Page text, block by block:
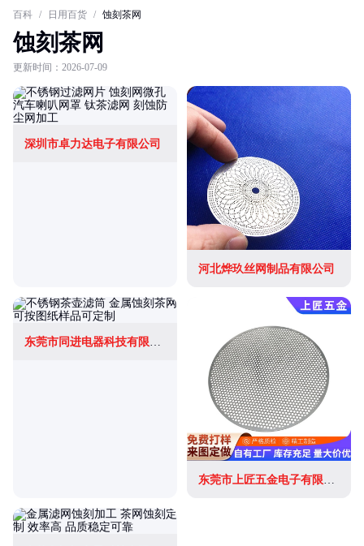
百科 / 日用百货 / 蚀刻茶网
蚀刻茶网
更新时间：2026-07-09
深圳市卓力达电子有限公司
河北烨玖丝网制品有限公司
东莞市同进电器科技有限公司
东莞市上匠五金电子有限公司